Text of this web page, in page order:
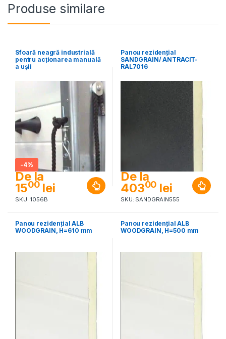
Produse similare
Sfoară neagră industrială
pentru acționarea manuală
a ușii
-4%
De la
1500 lei
SKU: 1056B
Panou rezidențial
SANDGRAIN/ ANTRACIT-
RAL7016
De la
40300 lei
SKU: SANDGRAIN555
Panou rezidențial ALB
WOODGRAIN, H=610 mm
Panou rezidențial ALB
WOODGRAIN, H=500 mm